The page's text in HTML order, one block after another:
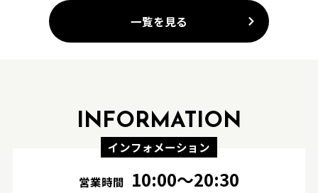
一覧を見る
INFORMATION
インフォメーション
営業時間 10:00〜20:30